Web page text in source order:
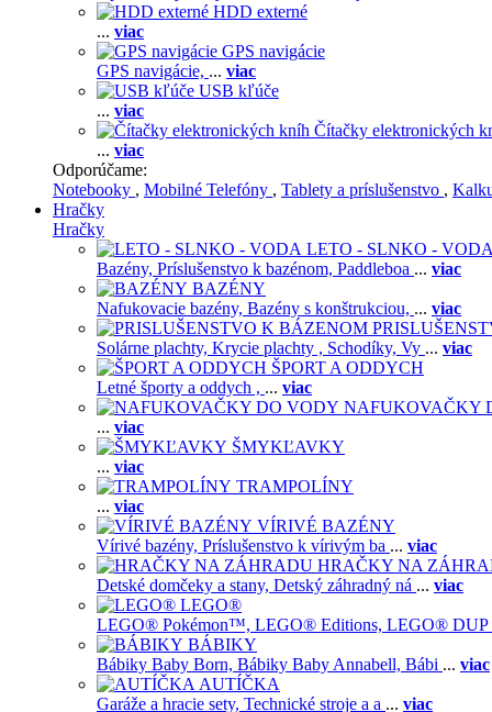
HDD externé
... viac
GPS navigácie
GPS navigácie, ... viac
USB kľúče
... viac
Čítačky elektronických
... viac
Odporúčame:
Notebooky , Mobilné Telefóny , Tablety a príslušenstvo ,
Hračky
Hračky
LETO - SLNKO - VODA
Bazény, Príslušenstvo k bazénom, Paddleboa ... viac
BAZÉNY
Nafukovacie bazény, Bazény s konštrukciou, ... viac
Solárne plachty, Krycie plachty , Schodíky, Vy ... viac
ŠPORT A ODDYCH
Letné športy a oddych , ... viac
NAFUKOVAČKY
... viac
ŠMYKĽAVKY
... viac
TRAMPOLÍNY
... viac
VÍRIVÉ BAZÉNY
Vírivé bazény, Príslušenstvo k vírivým ba ... viac
HRAČKY NA
Detské domčeky a stany, Detský záhradný ná ... viac
LEGO®
LEGO® Pokémon™, LEGO® Editions, LEGO® DUP
BÁBIKY
Bábiky Baby Born, Bábiky Baby Annabell, Bábi ... viac
AUTÍČKA
Garáže a hracie sety, Technické stroje a a ... viac